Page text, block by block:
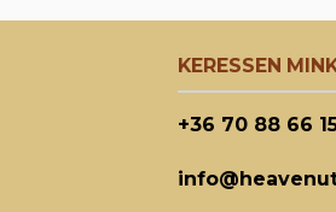
KERESSEN
+36 70 88 66